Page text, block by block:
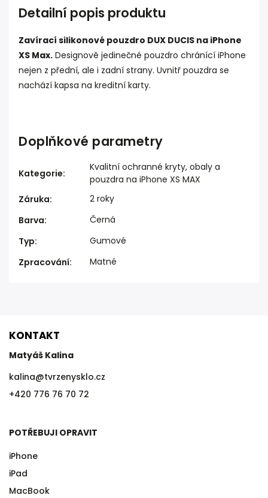
Detailní popis produktu
Zavírací silikonové pouzdro DUX DUCIS na iPhone
XS Max. Designově jedinečné pouzdro chránící iPhone
nejen z přední, ale i zadní strany. Uvnitř pouzdra se
nachází kapsa na kreditní karty.
Doplňkové parametry
Kategorie:
Kvalitní ochranné kryty, obaly a
pouzdra na iPhone XS MAX
Záruka:
2 roky
Barva:
Černá
Typ:
Gumové
Zpracování: Matné
KONTAKT
Matyáš Kalina
kalina@tvrzenysklo.cz
+420 776 76 70 72
POTŘEBUJI OPRAVIT
iPhone
iPad
MacBook